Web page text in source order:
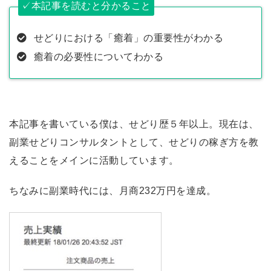
✓本記事を読むと分かること
せどりにおける「癒着」の重要性がわかる
癒着の必要性についてわかる
本記事を書いている僕は、せどり歴５年以上。現在は、
副業せどりコンサルタントとして、せどりの稼ぎ方を教
えることをメインに活動しています。
ちなみに副業時代には、月商232万円を達成。